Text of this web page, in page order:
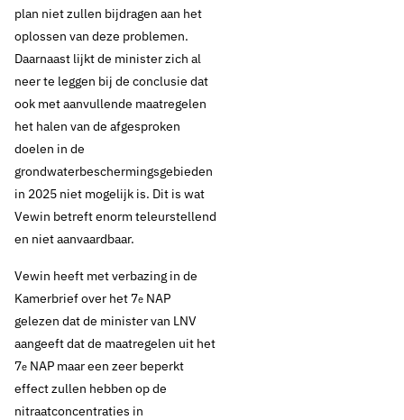
plan niet zullen bijdragen aan het
oplossen van deze problemen.
Daarnaast lijkt de minister zich al
neer te leggen bij de conclusie dat
ook met aanvullende maatregelen
het halen van de afgesproken
doelen in de
grondwaterbeschermingsgebieden
in 2025 niet mogelijk is. Dit is wat
Vewin betreft enorm teleurstellend
en niet aanvaardbaar.
Vewin heeft met verbazing in de
Kamerbrief over het 7e NAP
gelezen dat de minister van LNV
aangeeft dat de maatregelen uit het
7e NAP maar een zeer beperkt
effect zullen hebben op de
nitraatconcentraties in